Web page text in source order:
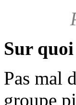
Sur
Pas mal
groupe